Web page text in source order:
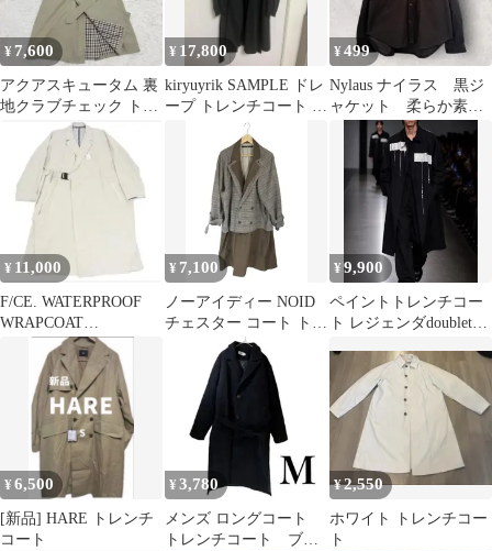
¥ 7,600
アクアスキュータム 裏
地クラブチェック トレ
ンチコート ロング丈 ベ
ルト付き
¥ 17,800
kiryuyrik SAMPLE ドレ
ープ トレンチコート ロ
¥499
Nylaus ナイラス 黒ジ
ャケット 柔らか素
材 春秋 カジュア
ル シンプル
¥ 11,000
F/CE. WATERPROOF
WRAPCOAT
FPA08241u0002
¥ 7,100
ノーアイディー NOID
チェスター コート トレ
ンチ ジャケット ロング
ダブルブレスト レイヤ
ード チェック 無地 ブ
ラウン SIZEONE QQQ
¥9,900
ペイントトレンチコー
ト レジェンダdoubletラ
¥6,500
[新品] HARE トレンチ
コート
¥ 3,780
メンズ ロングコート
トレンチコート ブラ
¥2,550
ホワイト トレンチコー
ト